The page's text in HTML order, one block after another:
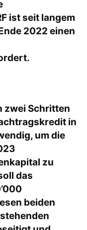
ist seit langem
2022 einen
zwei Schritten
in
um die
zu
das
beiden